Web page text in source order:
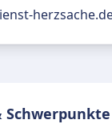
Schwerpunkte